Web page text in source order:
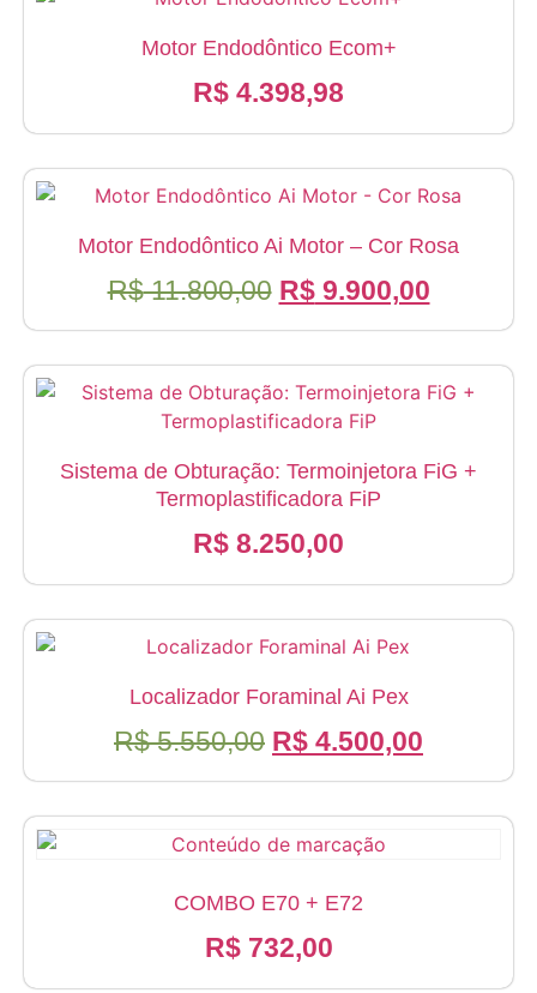
Motor Endodôntico Ecom+
R$ 4.398,98
Motor Endodôntico Ai Motor – Cor Rosa
R$11.800,00 O
era:
R$ 11.800,00.
R$9.900,00O
é:
R$
Sistema de Obturação: Termoinjetora FiG +
Termoplastificadora FiP
R$ 8.250,00
Localizador Foraminal Ai Pex
R$5.550,00 O
era:
R$ 5.550,00.
R$ 4.500,00
é:
COMBO E70 + E72
R$732,00